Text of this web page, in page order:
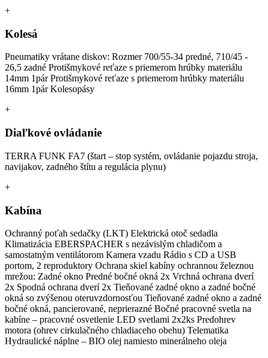
+
Kolesá
Pneumatiky vrátane diskov: Rozmer 700/55-34 predné, 710/45 -
26,5 zadné Protišmykové reťaze s priemerom hrúbky materiálu
14mm 1pár Protišmykové reťaze s priemerom hrúbky materiálu
16mm 1pár Kolesopásy
+
Diaľkové ovládanie
TERRA FUNK FA7 (štart – stop systém, ovládanie pojazdu stroja,
navijakov, zadného štítu a regulácia plynu)
+
Kabína
Ochranný poťah sedačky (LKT) Elektrická otoč sedadla
Klimatizácia EBERSPACHER s nezávislým chladičom a
samostatným ventilátorom Kamera vzadu Rádio s CD a USB
portom, 2 reproduktory Ochrana skiel kabíny ochrannou železnou
mrežou: Zadné okno Predné bočné okná 2x Vrchná ochrana dverí
2x Spodná ochrana dverí 2x Tieňované zadné okno a zadné bočné
okná so zvýšenou oteruvzdornosťou Tieňované zadné okno a zadné
bočné okná, pancierované, neprierazné Bočné pracovné svetla na
kabíne – pracovné osvetlenie LED svetlami 2x2ks Predohrev
motora (ohrev cirkulačného chladiaceho obehu) Telematika
Hydraulické náplne – BIO olej namiesto minerálneho oleja